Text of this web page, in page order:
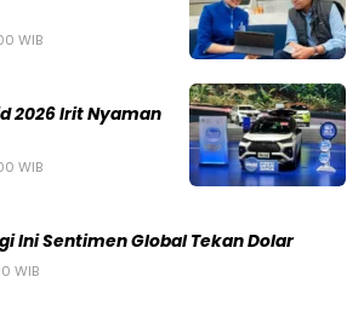
WIB
2026 Irit Nyaman
WIB
Ini Sentimen Global Tekan Dolar
WIB